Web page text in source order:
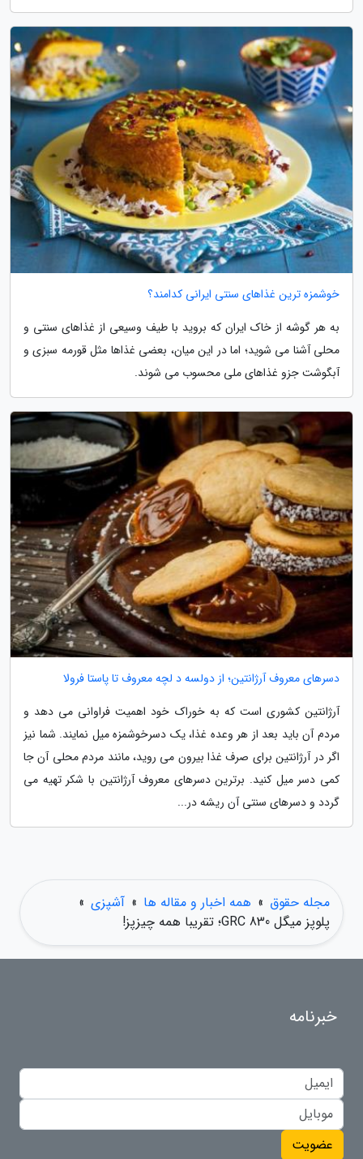
خوشمزه ترین غذاهای سنتی ایرانی کدامند؟
به هر گوشه از خاک ایران که بروید با طیف وسیعی از غذاهای سنتی و
محلی آشنا می شوید؛ اما در این میان، بعضی غذاها مثل قورمه سبزی و
آبگوشت جزو غذاهای ملی محسوب می شوند.
دسرهای معروف آرژانتین؛ از دولسه د لچه معروف تا پاستا فرولا
آرژانتین کشوری است که به خوراک خود اهمیت فراوانی می دهد و
مردم آن باید بعد از هر وعده غذا، یک دسرخوشمزه میل نمایند. شما نیز
اگر در آرژانتین برای صرف غذا بیرون می روید، مانند مردم محلی آن جا
کمی دسر میل کنید. برترین دسرهای معروف آرژانتین با شکر تهیه می
گردد و دسرهای سنتی آن ریشه در...
مجله حقوق » همه اخبار و مقاله ها » آشپزی »
پلوپز میگل GRC 830؛ تقریبا همه چیزپز!
خبرنامه
عضویت